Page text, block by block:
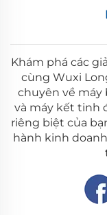
Khám phá các
cùng Wuxi
chuyên về máy
và máy kết tinh
riêng biệt của
hành kinh